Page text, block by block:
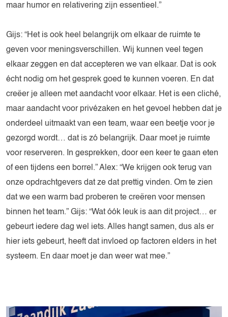
maar humor en relativering zijn essentieel.”
Gijs: “Het is ook heel belangrijk om elkaar de ruimte te
geven voor meningsverschillen. Wij kunnen veel tegen
elkaar zeggen en dat accepteren we van elkaar. Dat is ook
écht nodig om het gesprek goed te kunnen voeren. En dat
creëer je alleen met aandacht voor elkaar. Het is een cliché,
maar aandacht voor privézaken en het gevoel hebben dat je
onderdeel uitmaakt van een team, waar een beetje voor je
gezorgd wordt… dat is zó belangrijk. Daar moet je ruimte
voor reserveren. In gesprekken, door een keer te gaan eten
of een tijdens een borrel.” Alex: “We krijgen ook terug van
onze opdrachtgevers dat ze dat prettig vinden. Om te zien
dat we een warm bad proberen te creëren voor mensen
binnen het team.” Gijs: “Wat óók leuk is aan dit project… er
gebeurt iedere dag wel iets. Alles hangt samen, dus als er
hier iets gebeurt, heeft dat invloed op factoren elders in het
systeem. En daar moet je dan weer wat mee.”